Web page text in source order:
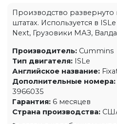
Производство
штатах. Используется в
Next, Грузовики МАЗ,
Производитель: Cummins
Тип двигателя: ISLe
Английское название:
Дополнительные номера:
3966035
Гарантия: 6 месяцев
Страна производства: